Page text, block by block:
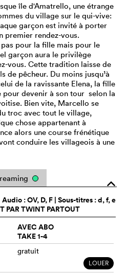
île d'Amatrello, une étrange
du village sur le qui-vive:
garçon est invité à porter
premier rendez-vous.
pas pour la fille mais pour le
garçon aura le privilège
vous. Cette tradition laisse de
de pêcheur. Du moins jusqu¹à
de la ravissante Elena, la fille
pour devenir à son tour ­ selon la
Bien vite, Marcello se
troc avec tout le village,
chose appartenant à
alors une course frénétique
conduire les villageois à une
o
Audio :OV, D, F | Sous-titres : d, f, e
PAR TWINT PARTOUT
AVEC ABO
TAKE 1-4
gratuit
LOUER